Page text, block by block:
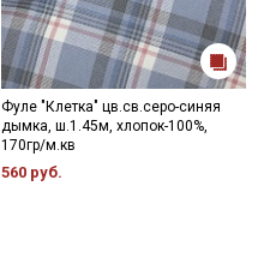
Фуле "Клетка" цв.св.серо-синяя
дымка, ш.1.45м, хлопок-100%,
170гр/м.кв
560 руб.